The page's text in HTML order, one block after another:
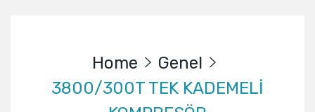
Home
Genel
3800/300T TEK KADEMELİ